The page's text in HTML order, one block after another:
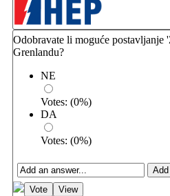
Odobravate li moguće postavljanje
Grenlandu?
NE
Votes: (0%)
DA
Votes: (0%)